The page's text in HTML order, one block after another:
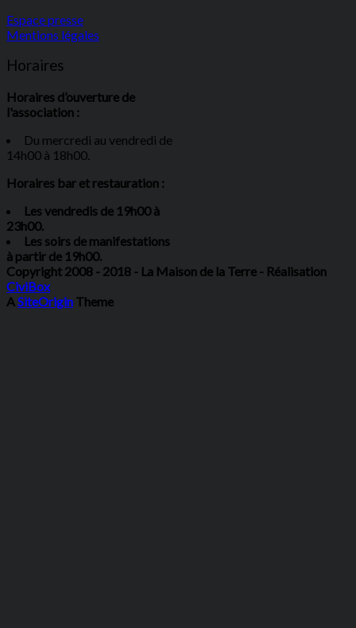
Espace presse
Mentions légales
Horaires
Horaires d’ouverture de
l'association :
Du mercredi au vendredi de
14h00 à 18h00.
Horaires bar et restauration :
Les vendredis de 19h00 à
23h00.
Les soirs de manifestations
à partir de 19h00.
Copyright 2008 - 2018 - La Maison de la Terre - Réalisation
CiviBox
ASiteOrigin Theme